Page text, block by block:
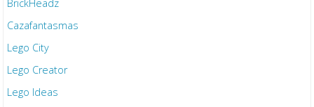
BrickHeadz
Cazafantasmas
Lego City
Lego Creator
Lego Ideas